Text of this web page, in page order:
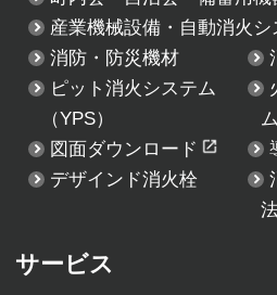
産業機械設備・自動消火シ
消防・防災機材
ピット消火システム
（YPS）
ム
図面ダウンロード
デザインド消火栓
サービス